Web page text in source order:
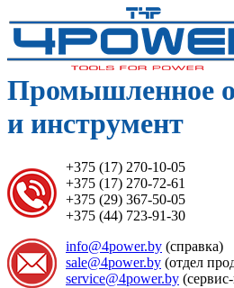
Промышленное
и инструмент
+375 (17) 270-10-05
+375 (17) 270-72-61
+375 (29) 367-50-05
+375 (44) 723-91-30
info@4power.by (справка)
sale@4power.by (отдел
service@4power.by